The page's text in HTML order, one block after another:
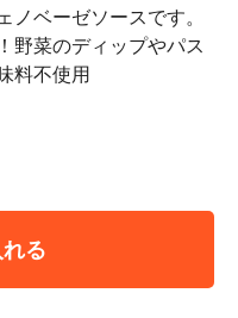
ノベーゼソースです。
野菜のディップやパス
料不使用
る